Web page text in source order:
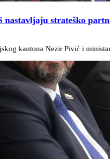
strateško
kantona Nezir Pivić i